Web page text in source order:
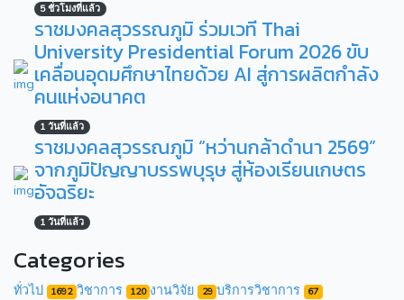
5 ชั่วโมงที่แล้ว
ราชมงคลสุวรรณภูมิ ร่วมเวที Thai
University Presidential Forum 2026 ขับ
เคลื่อนอุดมศึกษาไทยด้วย AI สู่การผลิตกำลัง
คนแห่งอนาคต
1 วันที่แล้ว
ราชมงคลสุวรรณภูมิ “หว่านกล้าดำนา 2569”
จากภูมิปัญญาบรรพบุรุษ สู่ห้องเรียนเกษตร
อัจฉริยะ
1 วันที่แล้ว
Categories
ทั่วไป 1692 วิชาการ 120 งานวิจัย 29 บริการวิชาการ 67